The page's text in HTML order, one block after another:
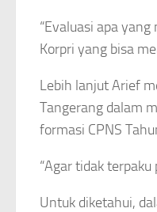
“Evaluasi apa
Korpri yang bisa
Lebih lanjut Arief
Tangerang dalam
formasi CPNS
“Agar tidak
Untuk diketahui,